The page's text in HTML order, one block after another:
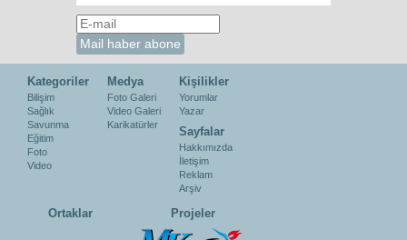
Kategoriler
Bilişim
Sağlık
Savunma
Eğitim
Foto
Video
Medya
Foto Galeri
Video Galeri
Karikatürler
Kişilikler
Yorumlar
Yazar
Sayfalar
Hakkımızda
İletişim
Reklam
Arşiv
Ortaklar Projeler